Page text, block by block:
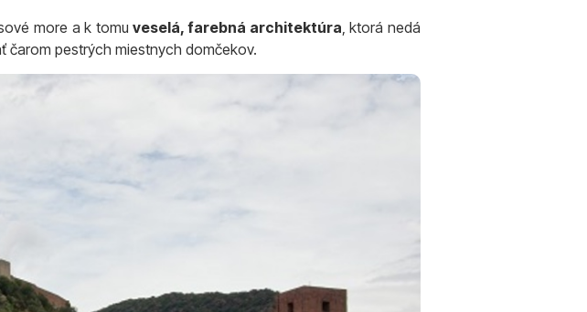
more a k tomuveselá, farebná architektúra, ktorá nedá
čarom pestrých miestnych domčekov.